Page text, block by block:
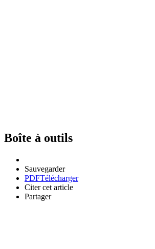
Boîte à outils
Sauvegarder
PDFTélécharger
Citer cet article
Partager